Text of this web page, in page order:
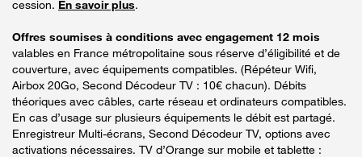
cession. En savoir plus.
Offres soumises à conditions avec engagement 12 mois
valables en France métropolitaine sous réserve d’éligibilité et de
couverture, avec équipements compatibles. (Répéteur Wifi,
Airbox 20Go, Second Décodeur TV : 10€ chacun). Débits
théoriques avec câbles, carte réseau et ordinateurs compatibles.
En cas d’usage sur plusieurs équipements le débit est partagé.
Enregistreur Multi-écrans, Second Décodeur TV, options avec
activations nécessaires. TV d’Orange sur mobile et tablette :